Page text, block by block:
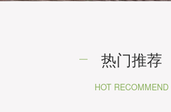
热门推荐
HOT RECOMMEND